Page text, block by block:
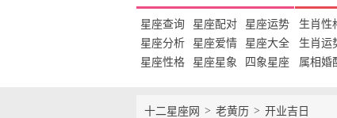
星座查询 星座配对
星座运势
星座分析
星座爱情
星座大全
星座性格
星座星象 四象星座
生肖性
生肖运
属相婚
十二星座网 老黄历 开业吉日